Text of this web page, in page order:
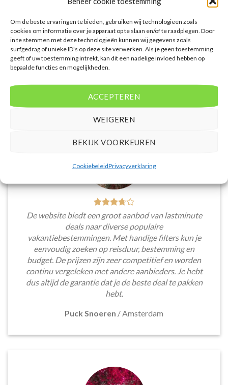
Om de beste ervaringen te bieden, gebruiken wij technologieën zoals
cookies om informatie over je apparaat op te slaan en/of te raadplegen. Door
in te stemmen met deze technologieën kunnen wij gegevens zoals
surfgedrag of unieke ID's op deze site verwerken. Als je geen toestemming
geeft of uw toestemming intrekt, kan dit een nadelige invloed hebben op
bepaalde functies en mogelijkheden.
ACCEPTEREN
WEIGEREN
BEKIJK VOORKEUREN
CookiebeleidPrivacyverklaring
1056.00 per persoon.
PRIJZEN EN BOEKEN
persoon.
PRIJZEN EN BOEKEN
De website biedt een groot aanbod van lastminute
deals naar diverse populaire
vakantiebestemmingen. Met handige filters kun je
eenvoudig zoeken op reisduur, bestemming en
budget. De prijzen zijn zeer competitief en worden
continu vergeleken met andere aanbieders. Je hebt
dus altijd de garantie dat je de beste deal te pakken
hebt.
Puck Snoeren / Amsterdam